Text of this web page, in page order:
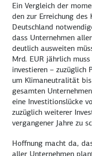
Ein Vergleich der
den zur Erreichung
Deutschland
dass Unternehmen
deutlich ausweiten
Mrd. EUR jährlich
investieren – zuzüglich
um Klimaneutralität
gesamten
eine Investitionslücke
zuzüglich weiterer
vergangener Jahre zu
Hoffnung macht da,
aller Unternehmen